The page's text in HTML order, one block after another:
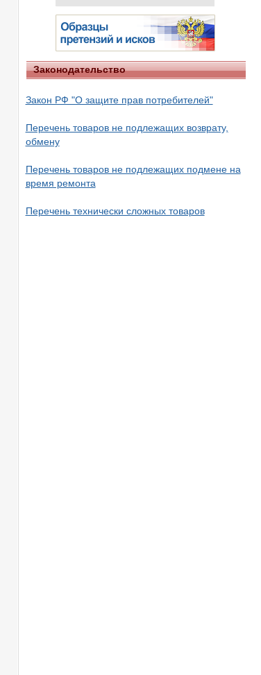
Законодательство
Закон РФ "О защите прав потребителей"
Перечень товаров не подлежащих возврату,
обмену
Перечень товаров не подлежащих подмене на
время ремонта
Перечень технически сложных товаров